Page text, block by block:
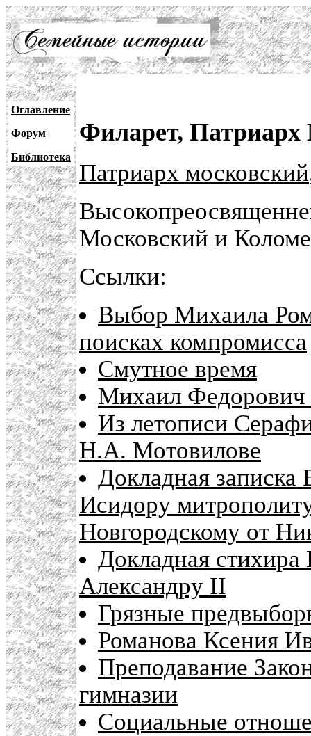
Оглавление
Форум
Библиотека
Филарет, Патриарх
Патриарх московский
Московский и
Ссылки:
Выбор Михаила
поисках компромисса
Смутное время
Михаил Федорович
Из летописи
Н.А. Мотовилове
Докладная
Исидору
Новгородскому от
Докладная
Александру II
Грязные
Романова Ксения
Преподавание
гимназии
Социальные